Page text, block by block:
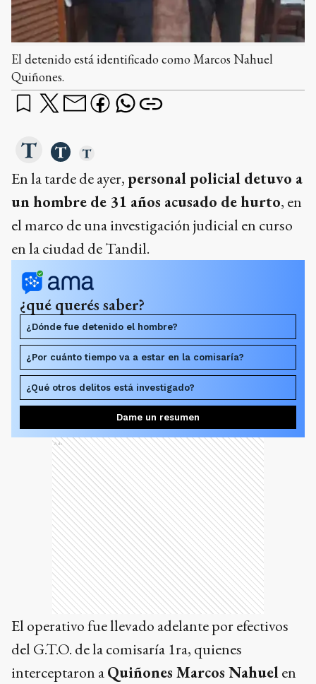
El detenido está identificado como Marcos Nahuel
Quiñones.
En la tarde de ayer, personal policial detuvo a
un hombre de 31 años acusado de hurto, en
el marco de una investigación judicial en curso
en la ciudad de Tandil.
¿qué querés saber?
¿Dónde fue detenido el hombre?
¿Por cuánto tiempo va a estar en la comisaría?
¿Qué otros delitos está investigado?
Dame un resumen
Ads
El operativo fue llevado adelante por efectivos
del G.T.O. de la comisaría 1ra, quienes
interceptaron aQuiñones Marcos Nahuelen